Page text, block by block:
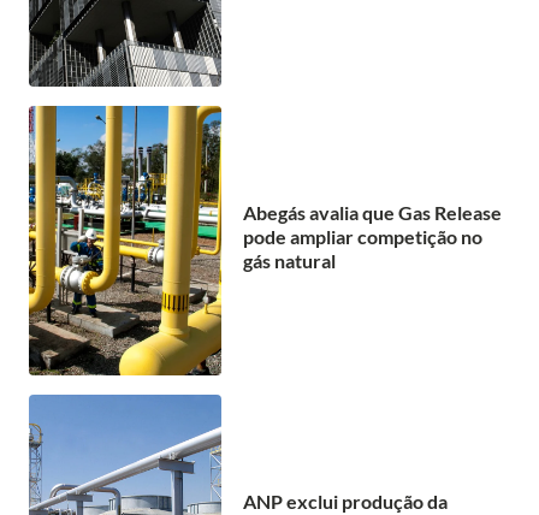
Abegás avalia que Gas Release
pode ampliar competição no
gás natural
ANP exclui produção da